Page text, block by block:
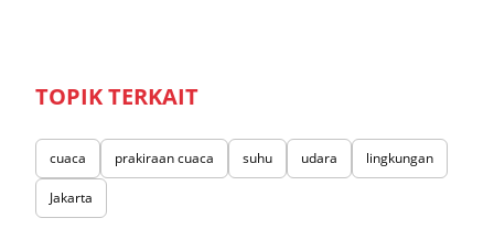
TOPIK TERKAIT
cuaca prakiraan cuaca suhu udara lingkungan
Jakarta